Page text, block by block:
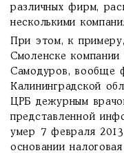
различных фирм,
несколькими
При этом, к
Смоленске компании
Самодуров, вообще
Калининградской
ЦРБ дежурным
представленной
умер 7 февраля
основании